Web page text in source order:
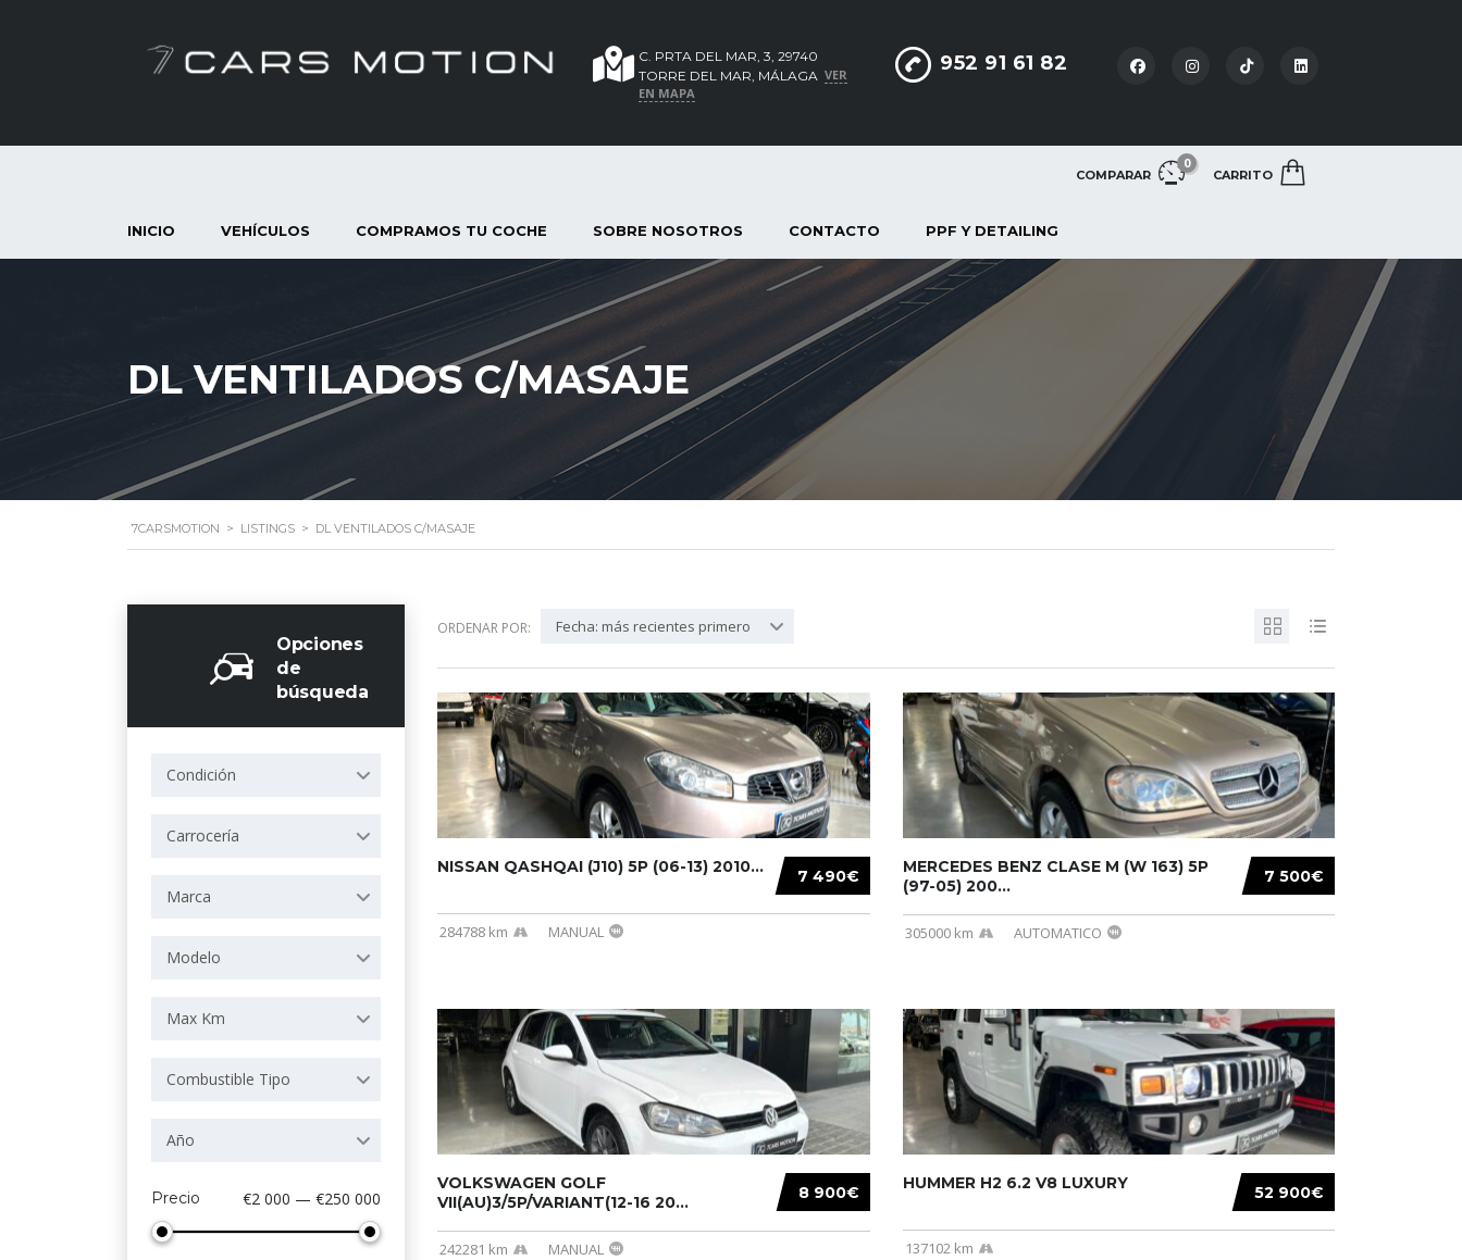
952 91 61 82
C. PRTA DEL MAR, 3, 29740
TORRE DEL MAR, MÁLAGA VER
EN MAPA
COMPARAR
0
CARRITO
INICIO VEHÍCULOS COMPRAMOS TU COCHE SOBRE NOSOTROS CONTACTO PPF Y DETAILING
DL VENTILADOS C/MASAJE
7CARSMOTION > LISTINGS > DL VENTILADOS C/MASAJE
Opciones
de
búsqueda
Condición
Carrocería
Marca
Modelo
Max Km
Combustible Tipo
Año
Precio €2 000 — €250 000
ORDENAR POR: Fecha: más recientes primero
7 490€
NISSAN QASHQAI (J10) 5P (06-13) 2010...
284788 km MANUAL
7 500€
MERCEDES BENZ CLASE M (W 163) 5P
(97-05) 200...
305000 km AUTOMATICO
8 900€
VOLKSWAGEN GOLF
VII(AU)3/5P/VARIANT(12-16 20...
242281 km MANUAL
52 900€
HUMMER H2 6.2 V8 LUXURY
137102 km